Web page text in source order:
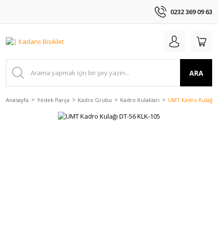
0232 369 09 63
ARA
Anasayfa Yedek Parça Kadro Grubu Kadro Kulakları UMT Kadro Kulağı